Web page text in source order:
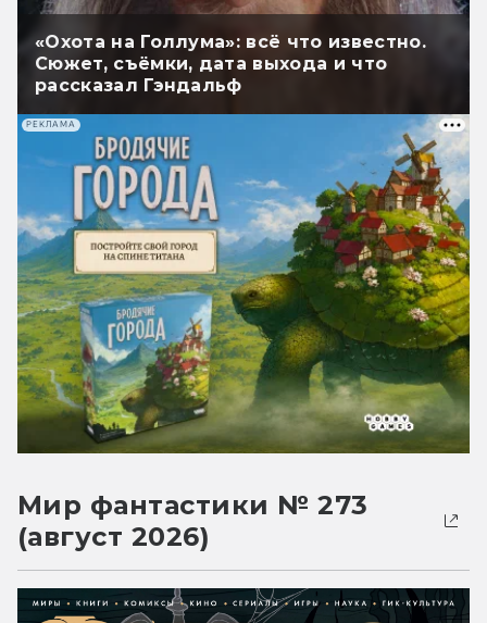
«Охота на Голлума»: всё что известно.
Сюжет, съёмки, дата выхода и что
рассказал Гэндальф
РЕКЛАМА
Мир фантастики № 273
(август 2026)